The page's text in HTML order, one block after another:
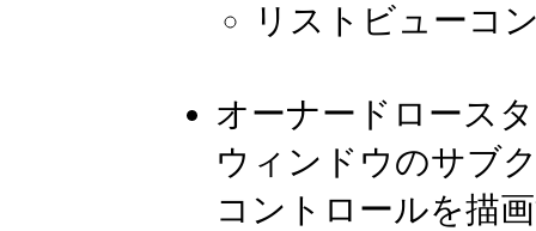
リストビューコ
オーナードロース
ウィンドウのサブ
コントロールを描